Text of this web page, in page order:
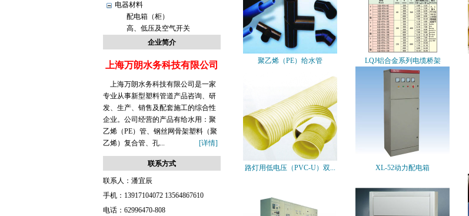
电器材料
配电箱（柜）
高、低压及空气开关
企业简介
上海万朗水务科技有限公司
上海万朗水务科技有限公司是一家
专业从事新型塑料管道产品咨询、研
发、生产、销售及配套施工的综合性
企业。公司经营的产品有给水用：聚
乙烯（PE）管、钢丝网骨架塑料（聚
乙烯）复合管、孔...
[详情]
联系方式
联系人： 潘宜辰
手机： 13917104072 13564867610
电话： 62996470-808
聚乙烯（PE）给水管 LQJ铝合金系列电缆桥架
路灯用低电压（PVC-U）双... XL-52动力配电箱